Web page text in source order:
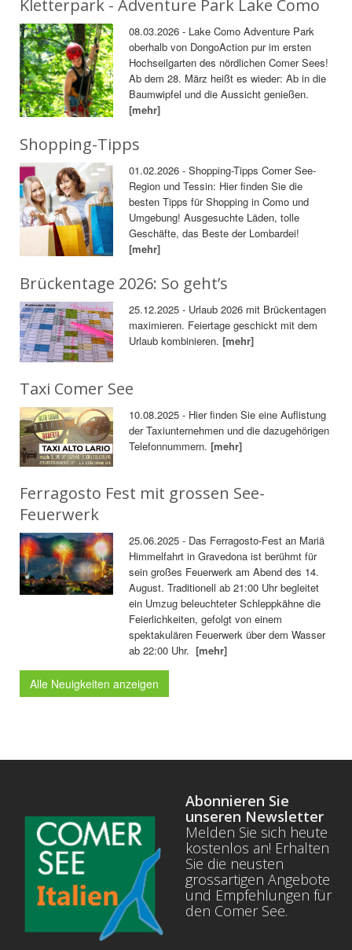
Kletterpark - Adventure Park Lake Como
08.03.2026 - Lake Como Adventure Park
oberhalb von DongoAction pur im ersten
Hochseilgarten des nördlichen Comer Sees!
Ab dem 28. März heißt es wieder: Ab in die
Baumwipfel und die Aussicht genießen.
[mehr]
Shopping-Tipps
01.02.2026 - Shopping-Tipps Comer See-
Region und Tessin: Hier finden Sie die
besten Tipps für Shopping in Como und
Umgebung! Ausgesuchte Läden, tolle
Geschäfte, das Beste der Lombardei!
[mehr]
Brückentage 2026: So geht’s
25.12.2025 - Urlaub 2026 mit Brückentagen
maximieren. Feiertage geschickt mit dem
Urlaub kombinieren.[mehr]
Taxi Comer See
10.08.2025 - Hier finden Sie eine Auflistung
der Taxiunternehmen und die dazugehörigen
Telefonnummern.[mehr]
Ferragosto Fest mit grossen See-
Feuerwerk
25.06.2025 - Das Ferragosto-Fest an Mariä
Himmelfahrt in Gravedona ist berühmt für
sein großes Feuerwerk am Abend des 14.
August. Traditionell ab 21:00 Uhr begleitet
ein Umzug beleuchteter Schleppkähne die
Feierlichkeiten, gefolgt von einem
spektakulären Feuerwerk über dem Wasser
ab 22:00 Uhr.[mehr]
Alle Neuigkeiten anzeigen
Abonnieren Sie
unseren Newsletter
Melden Sie sich heute
kostenlos an! Erhalten
Sie die neusten
grossartigen Angebote
und Empfehlungen für
den Comer See.